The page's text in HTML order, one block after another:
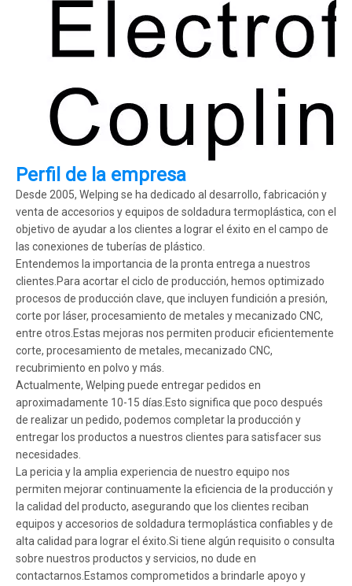
Perfil de la empresa
Desde 2005, Welping se ha dedicado al desarrollo, fabricación y
venta de accesorios y equipos de soldadura termoplástica, con el
objetivo de ayudar a los clientes a lograr el éxito en el campo de
las conexiones de tuberías de plástico.
Entendemos la importancia de la pronta entrega a nuestros
clientes.Para acortar el ciclo de producción, hemos optimizado
procesos de producción clave, que incluyen fundición a presión,
corte por láser, procesamiento de metales y mecanizado CNC,
entre otros.Estas mejoras nos permiten producir eficientemente
corte, procesamiento de metales, mecanizado CNC,
recubrimiento en polvo y más.
Actualmente, Welping puede entregar pedidos en
aproximadamente 10-15 días.Esto significa que poco después
de realizar un pedido, podemos completar la producción y
entregar los productos a nuestros clientes para satisfacer sus
necesidades.
La pericia y la amplia experiencia de nuestro equipo nos
permiten mejorar continuamente la eficiencia de la producción y
la calidad del producto, asegurando que los clientes reciban
equipos y accesorios de soldadura termoplástica confiables y de
alta calidad para lograr el éxito.Si tiene algún requisito o consulta
sobre nuestros productos y servicios, no dude en
contactarnos.Estamos comprometidos a brindarle apoyo y